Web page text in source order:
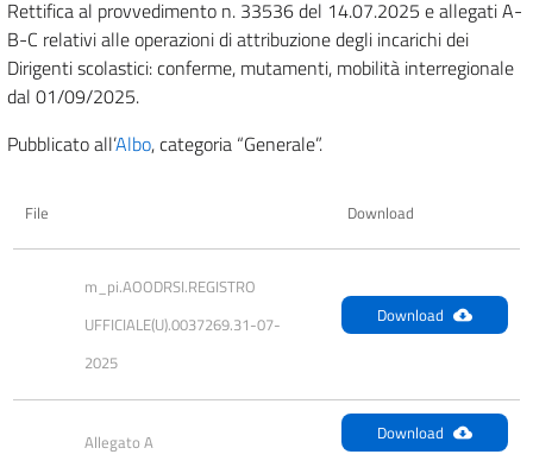
Rettifica al provvedimento n. 33536 del 14.07.2025 e allegati A-
B-C relativi alle operazioni di attribuzione degli incarichi dei
Dirigenti scolastici: conferme, mutamenti, mobilità interregionale
dal 01/09/2025.
Pubblicato all’Albo, categoria “Generale”.
File Download
m_pi.AOODRSI.REGISTRO
UFFICIALE(U).0037269.31-07-
2025
Download
Allegato A Download